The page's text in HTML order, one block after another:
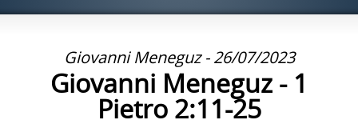
Giovanni Meneguz - 26/07/2023
Giovanni Meneguz - 1
Pietro 2:11-25